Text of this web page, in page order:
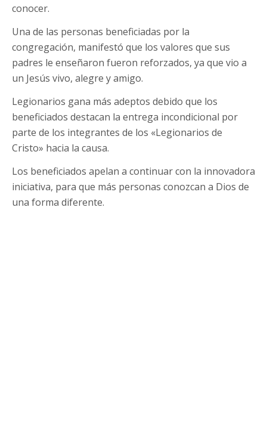
conocer.
Una de las personas beneficiadas por la
congregación, manifestó que los valores que sus
padres le enseñaron fueron reforzados, ya que vio a
un Jesús vivo, alegre y amigo.
Legionarios gana más adeptos debido que los
beneficiados destacan la entrega incondicional por
parte de los integrantes de los «Legionarios de
Cristo» hacia la causa.
Los beneficiados apelan a continuar con la innovadora
iniciativa, para que más personas conozcan a Dios de
una forma diferente.